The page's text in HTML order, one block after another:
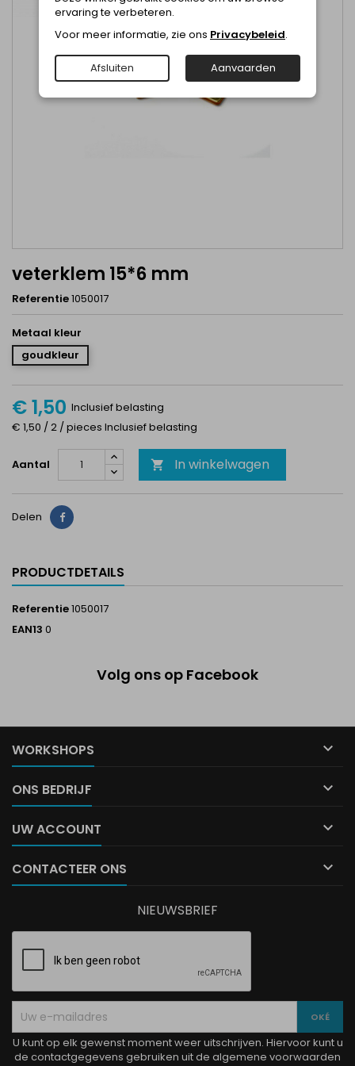
veterklem 15*6 mm
Referentie1050017
Metaal kleur
goudkleur
€ 1,50 Inclusief belasting
€ 1,50 / 2 / pieces Inclusief belasting
Aantal  In winkelwagen
Delen Delen
PRODUCTDETAILS
Referentie1050017
EAN13 0
Volg ons op Facebook
WORKSHOPS 
ONS BEDRIJF 
UW ACCOUNT 
CONTACTEER ONS 
ervaring te verbeteren.
Voor meer informatie, zie ons Privacybeleid.
Afsluiten Aanvaarden
NIEUWSBRIEF
U kunt op elk gewenst moment weer uitschrijven. Hiervoor kunt u
de contactgegevens gebruiken uit de algemene voorwaarden